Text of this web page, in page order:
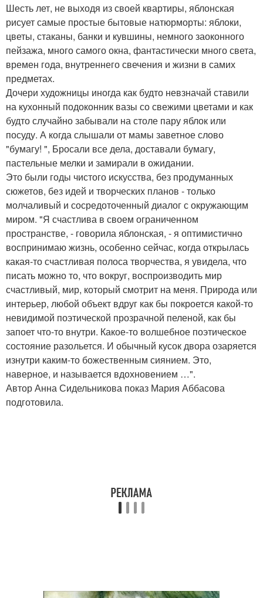
Шесть лет, не выходя из своей квартиры, яблонская
рисует самые простые бытовые натюрморты: яблоки,
цветы, стаканы, банки и кувшины, немного заоконного
пейзажа, много самого окна, фантастически много света,
времен года, внутреннего свечения и жизни в самих
предметах.
Дочери художницы иногда как будто невзначай ставили
на кухонный подоконник вазы со свежими цветами и как
будто случайно забывали на столе пару яблок или
посуду. А когда слышали от мамы заветное слово
"бумагу! ", Бросали все дела, доставали бумагу,
пастельные мелки и замирали в ожидании.
Это были годы чистого искусства, без продуманных
сюжетов, без идей и творческих планов - только
молчаливый и сосредоточенный диалог с окружающим
миром. "Я счастлива в своем ограниченном
пространстве, - говорила яблонская, - я оптимистично
воспринимаю жизнь, особенно сейчас, когда открылась
какая-то счастливая полоса творчества, я увидела, что
писать можно то, что вокруг, воспроизводить мир
счастливый, мир, который смотрит на меня. Природа или
интерьер, любой объект вдруг как бы покроется какой-то
невидимой поэтической прозрачной пеленой, как бы
запоет что-то внутри. Какое-то волшебное поэтическое
состояние разольется. И обычный кусок двора озаряется
изнутри каким-то божественным сиянием. Это,
наверное, и называется вдохновением …".
Автор Анна Сидельникова показ Мария Аббасова
подготовила.